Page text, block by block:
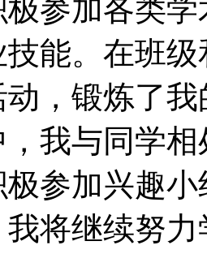
参加各类
技能。在班
，锻炼了
我与同学
参加兴趣
我将继续努